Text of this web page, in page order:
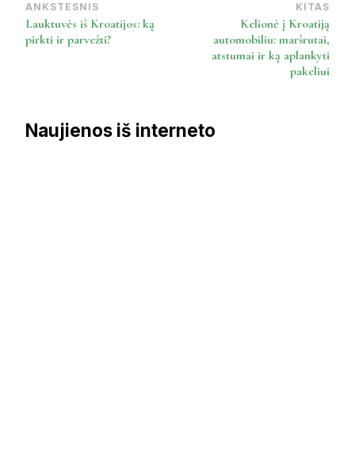
Post
Navigation
ANKSTESNIS
Lauktuvės iš Kroatijos: ką
pirkti ir parvežti?
KITAS
Kelionė į Kroatiją
automobiliu: maršrutai,
atstumai ir ką aplankyti
pakeliui
Naujienos iš interneto